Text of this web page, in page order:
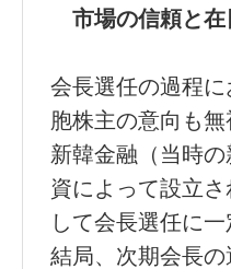
市場の信頼と在
会長選任の過程
胞株主の意向も無
新韓金融（当時
資によって設立
して会長選任に一
結局、次期会長